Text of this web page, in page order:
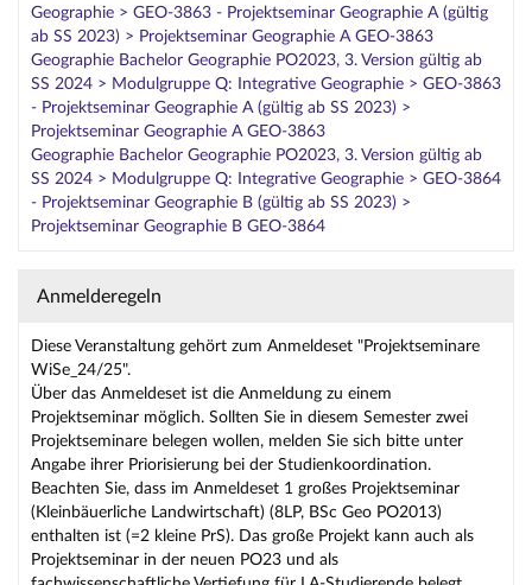
Geographie > GEO-3863 - Projektseminar Geographie A (gültig
ab SS 2023) > Projektseminar Geographie A GEO-3863
Geographie Bachelor Geographie PO2023, 3. Version gültig ab
SS 2024 > Modulgruppe Q: Integrative Geographie > GEO-3863
- Projektseminar Geographie A (gültig ab SS 2023) >
Projektseminar Geographie A GEO-3863
Geographie Bachelor Geographie PO2023, 3. Version gültig ab
SS 2024 > Modulgruppe Q: Integrative Geographie > GEO-3864
- Projektseminar Geographie B (gültig ab SS 2023) >
Projektseminar Geographie B GEO-3864
Anmelderegeln
Diese Veranstaltung gehört zum Anmeldeset "Projektseminare
WiSe_24/25".
Über das Anmeldeset ist die Anmeldung zu einem
Projektseminar möglich. Sollten Sie in diesem Semester zwei
Projektseminare belegen wollen, melden Sie sich bitte unter
Angabe ihrer Priorisierung bei der Studienkoordination.
Beachten Sie, dass im Anmeldeset 1 großes Projektseminar
(Kleinbäuerliche Landwirtschaft) (8LP, BSc Geo PO2013)
enthalten ist (=2 kleine PrS). Das große Projekt kann auch als
Projektseminar in der neuen PO23 und als